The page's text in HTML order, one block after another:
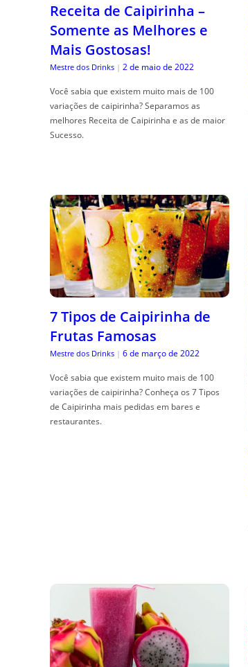
Receita de Caipirinha –
Somente as Melhores e
Mais Gostosas!
Mestre dos Drinks | 2 de maio de 2022
Você sabia que existem muito mais de 100
variações de caipirinha? Separamos as
melhores Receita de Caipirinha e as de maior
Sucesso.
7 Tipos de Caipirinha de
Frutas Famosas
Mestre dos Drinks | 6 de março de 2022
Você sabia que existem muito mais de 100
variações de caipirinha? Conheça os 7 Tipos
de Caipirinha mais pedidas em bares e
restaurantes.